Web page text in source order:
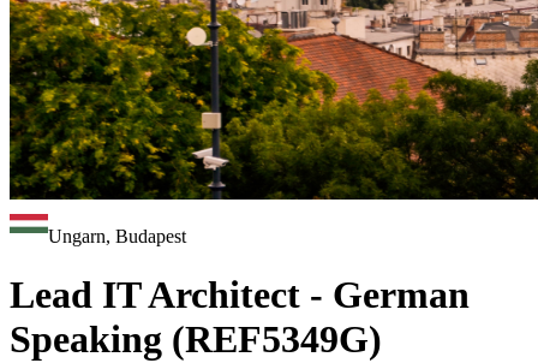
Ungarn, Budapest
Lead IT Architect - German
Speaking (REF5349G)